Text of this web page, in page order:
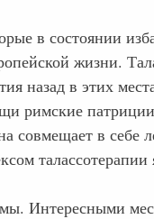
в состоянии
жизни.
назад в этих
римские патриции
совмещает в себе
Интересными